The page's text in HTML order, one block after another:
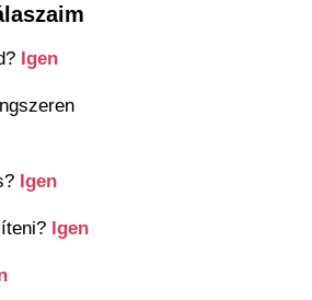
Igen
Igen
Igen